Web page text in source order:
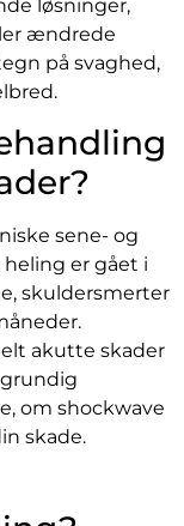
løsninger,
ændrede
på svaghed,
sene- og
er gået i
skuldersmerter
akutte skader
om shockwave
skade.